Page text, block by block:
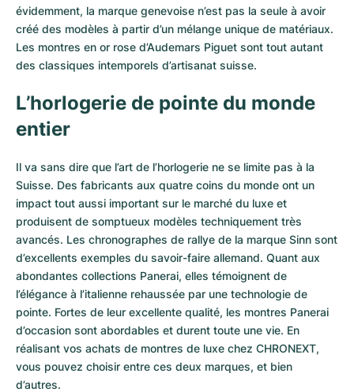
évidemment, la marque genevoise n’est pas la seule à avoir
créé des modèles à partir d’un mélange unique de matériaux.
Les montres en or rose d’Audemars Piguet sont tout autant
des classiques intemporels d’artisanat suisse.
L’horlogerie de pointe du monde
entier
Il va sans dire que l’art de l’horlogerie ne se limite pas à la
Suisse. Des fabricants aux quatre coins du monde ont un
impact tout aussi important sur le marché du luxe et
produisent de somptueux modèles techniquement très
avancés. Les chronographes de rallye de la marque Sinn sont
d’excellents exemples du savoir-faire allemand. Quant aux
abondantes collections Panerai, elles témoignent de
l’élégance à l’italienne rehaussée par une technologie de
pointe. Fortes de leur excellente qualité, les montres Panerai
d’occasion sont abordables et durent toute une vie. En
réalisant vos achats de montres de luxe chez CHRONEXT,
vous pouvez choisir entre ces deux marques, et bien
d’autres.